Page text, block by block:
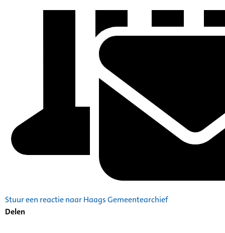
Stuur een reactie naar Haags Gemeentearchief
Delen